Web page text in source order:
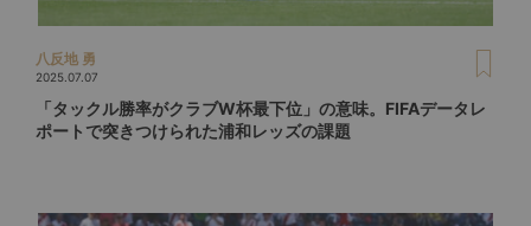
八反地 勇
2025.07.07
「タックル勝率がクラブW杯最下位」の意味。FIFAデータレ
ポートで突きつけられた浦和レッズの課題